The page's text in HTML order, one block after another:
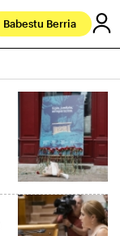
Babestu Berria